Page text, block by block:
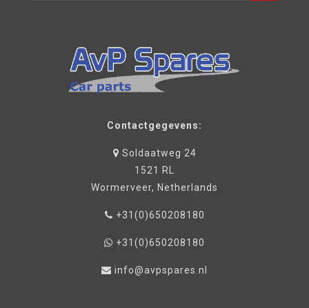
Contactgegevens:
Soldaatweg 24
1521 RL
Wormerveer, Netherlands
+31(0)650208180
+31(0)650208180
info@avpspares.nl